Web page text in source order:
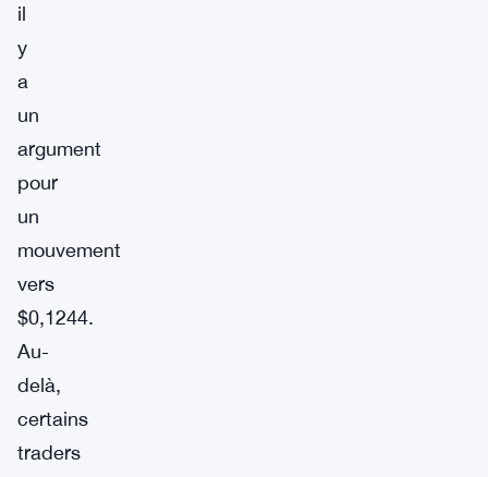
il
y
a
un
argument
pour
un
mouvement
vers
$0,1244.
Au-
delà,
certains
traders